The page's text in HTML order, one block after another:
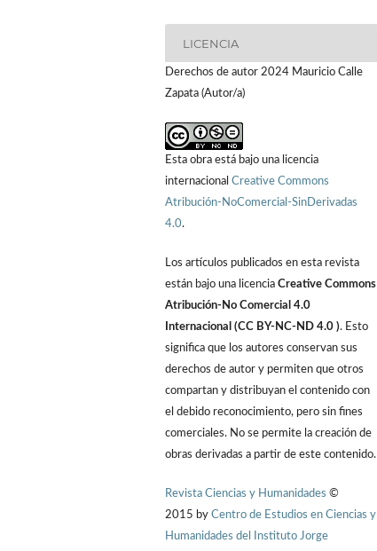
LICENCIA
Derechos de autor 2024 Mauricio Calle
Zapata (Autor/a)
Esta obra está bajo una licencia
internacional Creative Commons
Atribución-NoComercial-SinDerivadas
4.0.
Los artículos publicados en esta revista
están bajo una licencia Creative Commons
Atribución-No Comercial 4.0
Internacional (CC BY-NC-ND 4.0 ). Esto
significa que los autores conservan sus
derechos de autor y permiten que otros
compartan y distribuyan el contenido con
el debido reconocimiento, pero sin fines
comerciales. No se permite la creación de
obras derivadas a partir de este contenido.
Revista Ciencias y Humanidades ©
2015 by Centro de Estudios en Ciencias y
Humanidades del Instituto Jorge